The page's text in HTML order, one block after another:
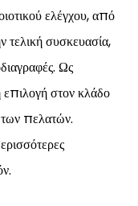
ελέγχου, από
τελική συσκευασία,
Ως
επιλογή στον κλάδο
των πελατών.